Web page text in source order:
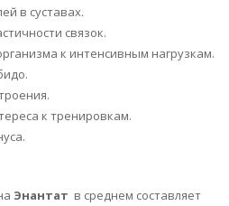
в суставах.
связок.
к интенсивным нагрузкам.
к тренировкам.
Энантат в среднем составляет